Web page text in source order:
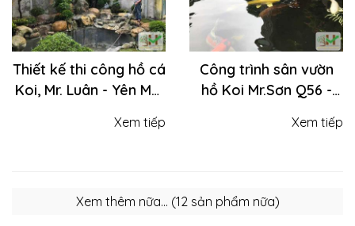
Thiết kế thi công hồ cá
Koi, Mr. Luân - Yên Mỹ,
Xem tiếp
Công trình sân vườn
hồ Koi Mr.Sơn Q56 -
Xem tiếp